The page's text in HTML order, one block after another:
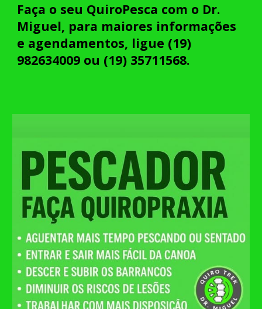
Faça o seu QuiroPesca com o Dr.
Miguel, para maiores informações
e agendamentos, ligue (19)
982634009 ou (19) 35711568.